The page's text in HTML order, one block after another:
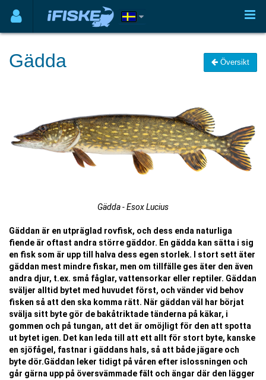
Gädda Översikt
Gädda - Esox Lucius
Gäddan är en utpräglad rovfisk, och dess enda naturliga
fiende är oftast andra större gäddor. En gädda kan sätta i sig
en fisk som är upp till halva dess egen storlek. I stort sett äter
gäddan mest mindre fiskar, men om tillfälle ges äter den även
andra djur, t.ex. små fåglar, vattensorkar eller reptiler. Gäddan
sväljer alltid bytet med huvudet först, och vänder vid behov
fisken så att den ska komma rätt. När gäddan väl har börjat
svälja sitt byte gör de bakåtriktade tänderna på käkar, i
gommen och på tungan, att det är omöjligt för den att spotta
ut bytet igen. Det kan leda till att ett allt för stort byte, kanske
en sjöfågel, fastnar i gäddans hals, så att både jägare och
byte dör.Gäddan leker tidigt på våren efter islossningen och
går gärna upp på översvämmade fält och ängar där den lägger